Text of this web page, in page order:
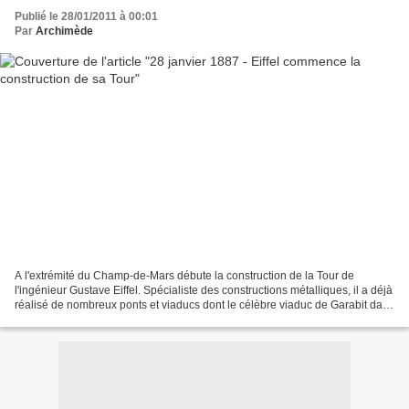
Publié le 28/01/2011 à 00:01
Par Archimède
A l'extrémité du Champ-de-Mars débute la construction de la Tour de
l'ingénieur Gustave Eiffel. Spécialiste des constructions métalliques, il a déjà
réalisé de nombreux ponts et viaducs dont le célèbre viaduc de Garabit dans